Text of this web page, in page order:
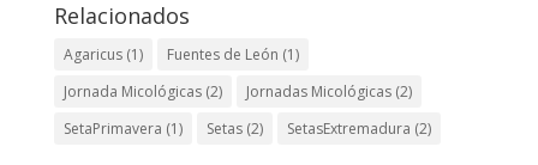
Relacionados
Agaricus(1) Fuentes de León (1)
Jornada Micológicas(2) Jornadas Micológicas(2)
SetaPrimavera (1) Setas(2) SetasExtremadura (2)